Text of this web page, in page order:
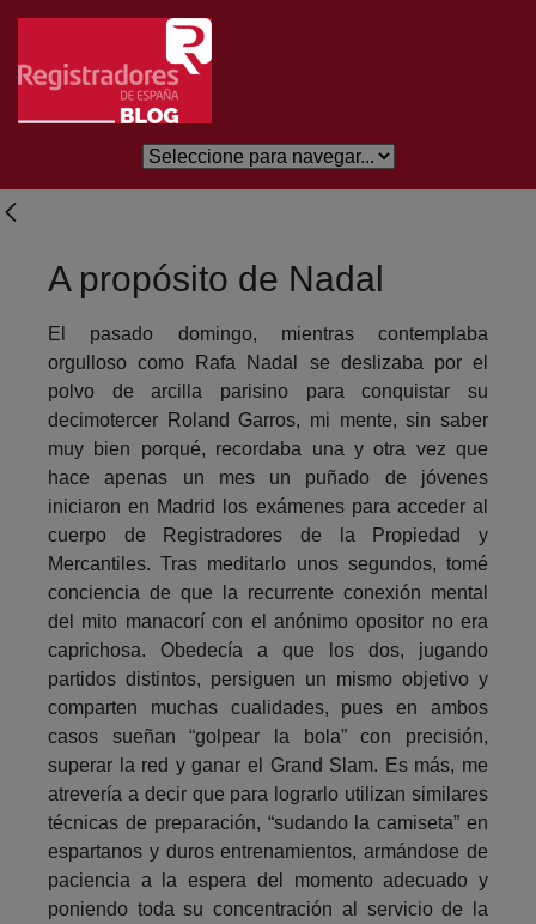
Skip to Main Content
A propósito de Nadal
El pasado domingo, mientras contemplaba
orgulloso como Rafa Nadal se deslizaba por el
polvo de arcilla parisino para conquistar su
decimotercer Roland Garros, mi mente, sin saber
muy bien porqué, recordaba una y otra vez que
hace apenas un mes un puñado de jóvenes
iniciaron en Madrid los exámenes para acceder al
cuerpo de Registradores de la Propiedad y
Mercantiles. Tras meditarlo unos segundos, tomé
conciencia de que la recurrente conexión mental
del mito manacorí con el anónimo opositor no era
caprichosa. Obedecía a que los dos, jugando
partidos distintos, persiguen un mismo objetivo y
comparten muchas cualidades, pues en ambos
casos sueñan “golpear la bola” con precisión,
superar la red y ganar el Grand Slam. Es más, me
atrevería a decir que para lograrlo utilizan similares
técnicas de preparación, “sudando la camiseta” en
espartanos y duros entrenamientos, armándose de
paciencia a la espera del momento adecuado y
poniendo toda su concentración al servicio de la